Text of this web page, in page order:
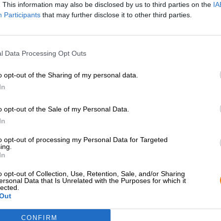
This information may also be disclosed by us to third parties on the
Participants that may further disclose it to other third parties.
Data Processing Opt Outs
opt-out of the Sharing of my personal data.
opt-out of the Sale of my Personal Data.
opt-out of processing my Personal Data for Targeted
opt-out of Collection, Use, Retention, Sale, and/or Sharing
Data that Is Unrelated with the Purposes for which it
CONFIRM
* Preise inkl. gesetzlicher MwSt. zzgl.Versandkostenzzgl.
Beschreibung Infos Bewertungen(22)
Das Original. Zu oft wird dieser Begriff nur mit dem
halbe Wahrheit. Was ein Original stattdessen wirklich
Allein der Blick auf die transparente Steinieflasche
Unikat. Ein weiterer Vorteil - um die kräftige
Kellerbier gar nicht erst eingeschenkt werden.
Design Award 2014) ist aber immer noch der Inhalt.
etwas untypisch daher. Schon während der
die sich anschließend auch im Mundraum entfalten.
zurückhaltende Süße, während der Aromahopfen
Original ein eher zurückhaltender
perfekt für warme Sommertage in einer gemütlichen
Original beim